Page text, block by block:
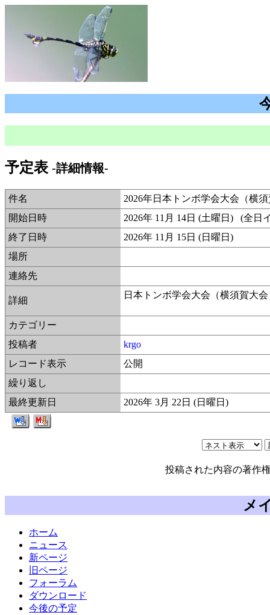
予定表 -詳細情報-
件名
2026年日本トンボ学会大会（横
開始日時
2026年 11月 14日 (土曜日) (全日
終了日時
2026年 11月 15日 (日曜日)
場所
連絡先
詳細
日本トンボ学会大会（横須賀
カテゴリー
投稿者
krgo
レコード表示
公開
繰り返し
最終更新日
2026年 3月 22日 (日曜日)
投稿された内容の著作
メ
ホーム
ニュース
新ページ
旧ページ
フォーラム
ダウンロード
今後の予定